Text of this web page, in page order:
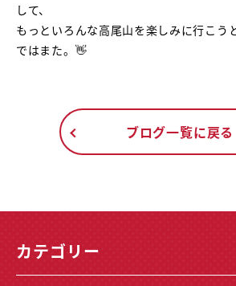
して、
もっといろんな高尾山を楽しみに行こう
ではまた。👋
ブログ一覧に戻る
カテゴリー